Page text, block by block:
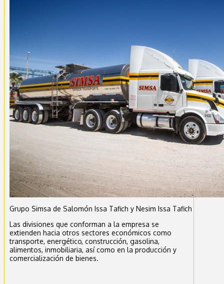
Grupo Simsa de Salomón Issa Tafich y Nesim Issa Tafich
Las divisiones que conforman a la empresa se
extienden hacia otros sectores económicos como
transporte, energético, construcción, gasolina,
alimentos, inmobiliaria, así como en la producción y
comercialización de bienes.